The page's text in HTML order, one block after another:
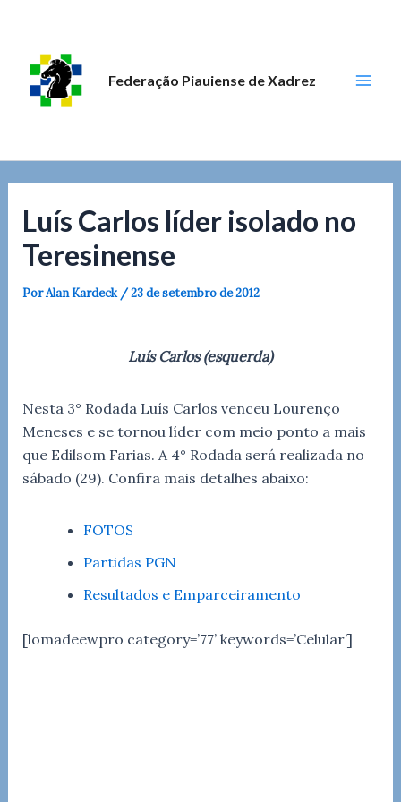
conteúdo
Federação Piauiense de Xadrez
Luís Carlos líder isolado no
Teresinense
PorAlan Kardeck /23 de setembro de 2012
Luís Carlos (esquerda)
Nesta 3° Rodada Luís Carlos venceu Lourenço
Meneses e se tornou líder com meio ponto a mais
que Edilsom Farias. A 4° Rodada será realizada no
sábado (29). Confira mais detalhes abaixo:
FOTOS
Partidas PGN
Resultados e Emparceiramento
[lomadeewpro category=’77’ keywords=’Celular’]